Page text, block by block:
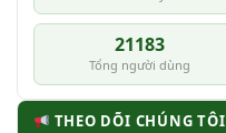
21183
Tổng người dùng
THEO DÕI CHÚNG TÔI